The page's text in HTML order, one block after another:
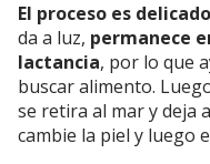
El proceso es
da a luz, permanece
lactancia, por lo que
buscar alimento.
se retira al mar y deja
cambie la piel y luego